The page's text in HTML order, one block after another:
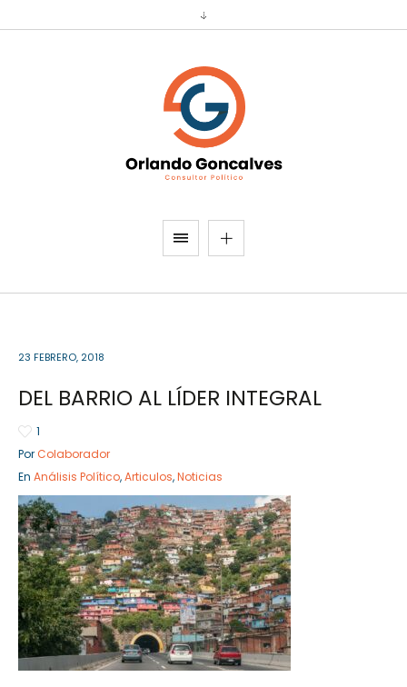
Sector Público
Servicios
Empresa Privada
Servicios
23 FEBRERO, 2018
DEL BARRIO AL LÍDER INTEGRAL
1
Por Colaborador
En Análisis Político,Articulos,Noticias